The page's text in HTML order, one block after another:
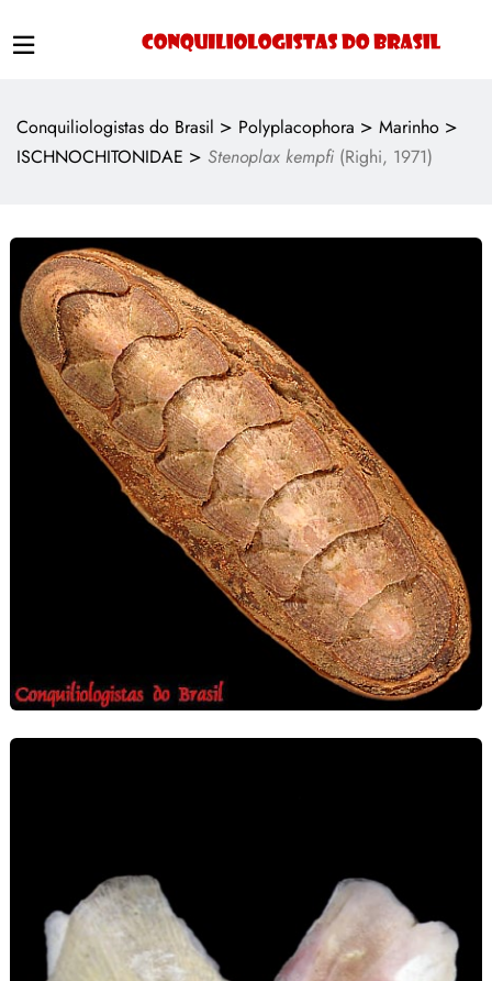
Conquiliologistas do Brasil > Polyplacophora > Marinho >
ISCHNOCHITONIDAE > Stenoplax kempfi (Righi, 1971)